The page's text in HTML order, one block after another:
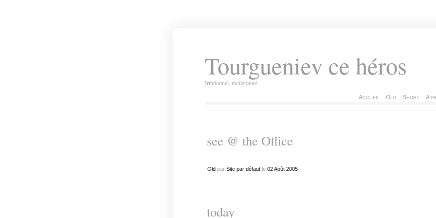
Tourgueniev ce héros
Irrationnel, molletonné…
Accueil Old Short A
see @ the Office
Oldpar Site par défautle 02 Août 2005
today